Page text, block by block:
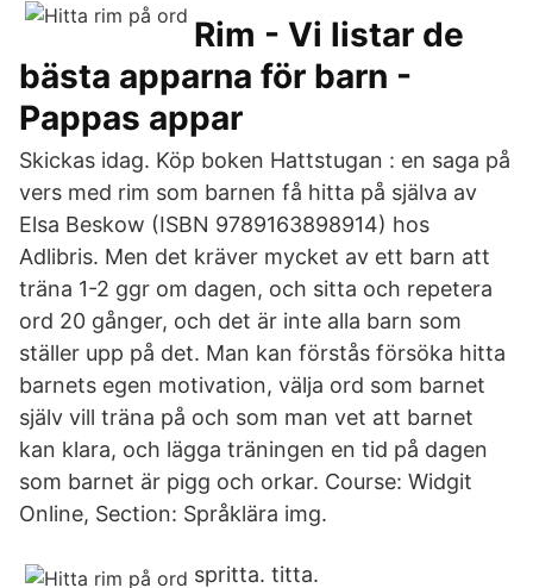
Rim - Vi listar de
bästa apparna för barn -
Pappas appar
Skickas idag. Köp boken Hattstugan : en saga på
vers med rim som barnen få hitta på själva av
Elsa Beskow (ISBN 9789163898914) hos
Adlibris. Men det kräver mycket av ett barn att
träna 1-2 ggr om dagen, och sitta och repetera
ord 20 gånger, och det är inte alla barn som
ställer upp på det. Man kan förstås försöka hitta
barnets egen motivation, välja ord som barnet
själv vill träna på och som man vet att barnet
kan klara, och lägga träningen en tid på dagen
som barnet är pigg och orkar. Course: Widgit
Online, Section: Språklära img.
spritta. titta.